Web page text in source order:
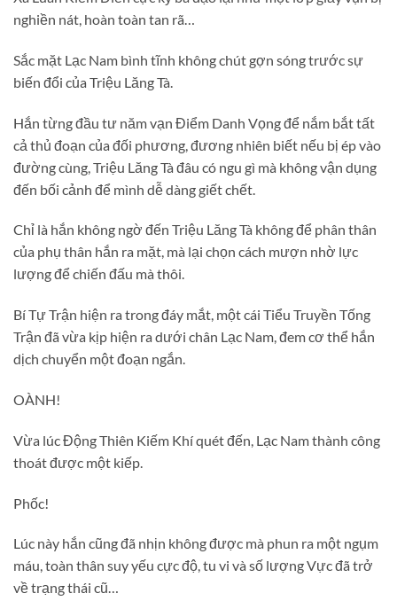
nghiền nát, hoàn toàn tan rã…
Sắc mặt Lạc Nam bình tĩnh không chút gợn sóng trước sự
biến đổi của Triệu Lăng Tà.
Hắn từng đầu tư năm vạn Điểm Danh Vọng để nắm bắt tất
cả thủ đoạn của đối phương, đương nhiên biết nếu bị ép vào
đường cùng, Triệu Lăng Tà đâu có ngu gì mà không vận dụng
đến bối cảnh để mình dễ dàng giết chết.
Chỉ là hắn không ngờ đến Triệu Lăng Tà không để phân thân
của phụ thân hắn ra mặt, mà lại chọn cách mượn nhờ lực
lượng để chiến đấu mà thôi.
Bí Tự Trận hiện ra trong đáy mắt, một cái Tiểu Truyền Tống
Trận đã vừa kịp hiện ra dưới chân Lạc Nam, đem cơ thể hắn
dịch chuyển một đoạn ngắn.
OÀNH!
Vừa lúc Động Thiên Kiếm Khí quét đến, Lạc Nam thành công
thoát được một kiếp.
Phốc!
Lúc này hắn cũng đã nhịn không được mà phun ra một ngụm
máu, toàn thân suy yếu cực độ, tu vi và số lượng Vực đã trở
về trạng thái cũ…